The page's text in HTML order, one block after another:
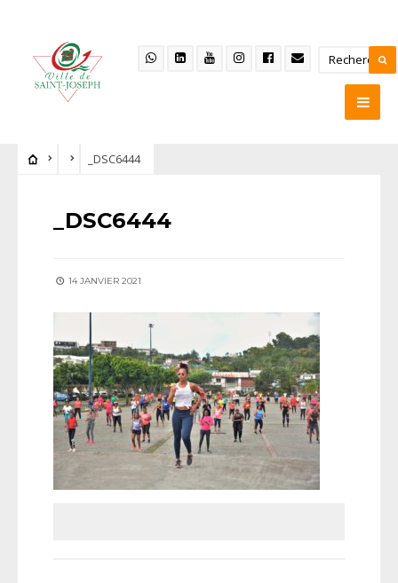
_DSC6444
_DSC6444
14 JANVIER 2021